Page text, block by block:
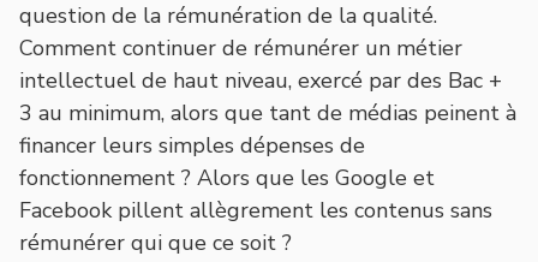
question de la rémunération de la qualité.
Comment continuer de rémunérer un métier
intellectuel de haut niveau, exercé par des Bac +
3 au minimum, alors que tant de médias peinent à
financer leurs simples dépenses de
fonctionnement ? Alors que les Google et
Facebook pillent allègrement les contenus sans
rémunérer qui que ce soit ?